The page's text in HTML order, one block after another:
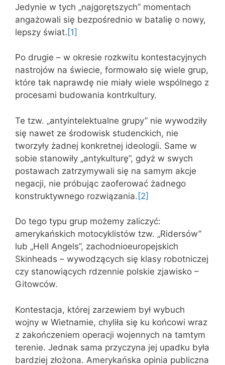
Jedynie w tych „najgorętszych” momentach
angażowali się bezpośrednio w batalię o nowy,
lepszy świat. [1]
Po drugie – w okresie rozkwitu kontestacyjnych
nastrojów na świecie, formowało się wiele grup,
które tak naprawdę nie miały wiele wspólnego z
procesami budowania kontrkultury.
Te tzw. „antyintelektualne grupy” nie wywodziły
się nawet ze środowisk studenckich, nie
tworzyły żadnej konkretnej ideologii. Same w
sobie stanowiły „antykulturę”, gdyż w swych
postawach zatrzymywali się na samym akcje
negacji, nie próbując zaoferować żadnego
konstruktywnego rozwiązania. [2]
Do tego typu grup możemy zaliczyć:
amerykańskich motocyklistów tzw. „Ridersów”
lub „Hell Angels”, zachodnioeuropejskich
Skinheads – wywodzących się klasy robotniczej
czy stanowiących rdzennie polskie zjawisko –
Gitowców.
Kontestacja, której zarzewiem był wybuch
wojny w Wietnamie, chyliła się ku końcowi wraz
z zakończeniem operacji wojennych na tamtym
terenie. Jednak sama przyczyna jej upadku była
bardziej złożona. Amerykańska opinia publiczna